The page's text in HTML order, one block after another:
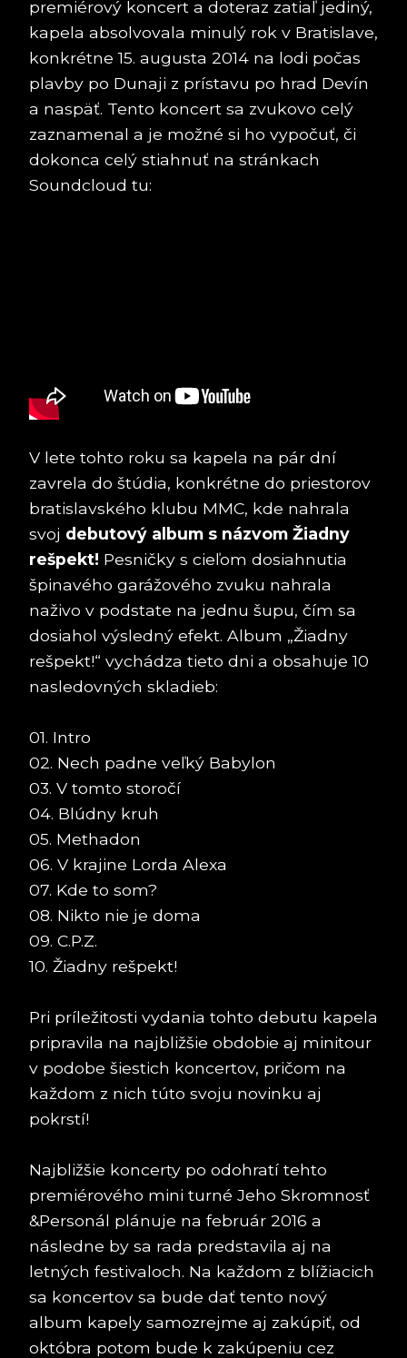
premiérový koncert a doteraz zatiaľ jediný,
kapela absolvovala minulý rok v Bratislave,
konkrétne 15. augusta 2014 na lodi počas
plavby po Dunaji z prístavu po hrad Devín
a naspäť. Tento koncert sa zvukovo celý
zaznamenal a je možné si ho vypočuť, či
dokonca celý stiahnuť na stránkach
Soundcloud tu:
V lete tohto roku sa kapela na pár dní
zavrela do štúdia, konkrétne do priestorov
bratislavského klubu MMC, kde nahrala
svoj debutový album s názvom Žiadny
rešpekt! Pesničky s cieľom dosiahnutia
špinavého garážového zvuku nahrala
naživo v podstate na jednu šupu, čím sa
dosiahol výsledný efekt. Album „Žiadny
rešpekt!“ vychádza tieto dni a obsahuje 10
nasledovných skladieb:
01. Intro
02. Nech padne veľký Babylon
03. V tomto storočí
04. Blúdny kruh
05. Methadon
06. V krajine Lorda Alexa
07. Kde to som?
08. Nikto nie je doma
09. C.P.Z.
10. Žiadny rešpekt!
Pri príležitosti vydania tohto debutu kapela
pripravila na najbližšie obdobie aj minitour
v podobe šiestich koncertov, pričom na
každom z nich túto svoju novinku aj
pokrstí!
Najbližšie koncerty po odohratí tehto
premiérového mini turné Jeho Skromnosť
&Personál plánuje na február 2016 a
následne by sa rada predstavila aj na
letných festivaloch. Na každom z blížiacich
sa koncertov sa bude dať tento nový
album kapely samozrejme aj zakúpiť, od
októbra potom bude k zakúpeniu cez